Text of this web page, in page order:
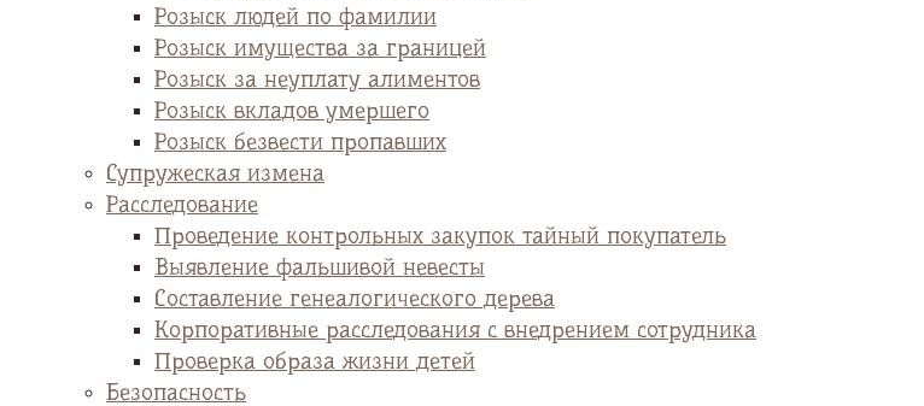
Розыск людей по фамилии
Розыск имущества за границей
Розыск за неуплату алиментов
Розыск вкладов умершего
Розыск безвести пропавших
Супружеская измена
Расследование
Проведение контрольных закупок тайный покупатель
Выявление фальшивой невесты
Cоставление генеалогического дерева
Корпоративные расследования с внедрением сотрудника
Проверка образа жизни детей
Безопасность